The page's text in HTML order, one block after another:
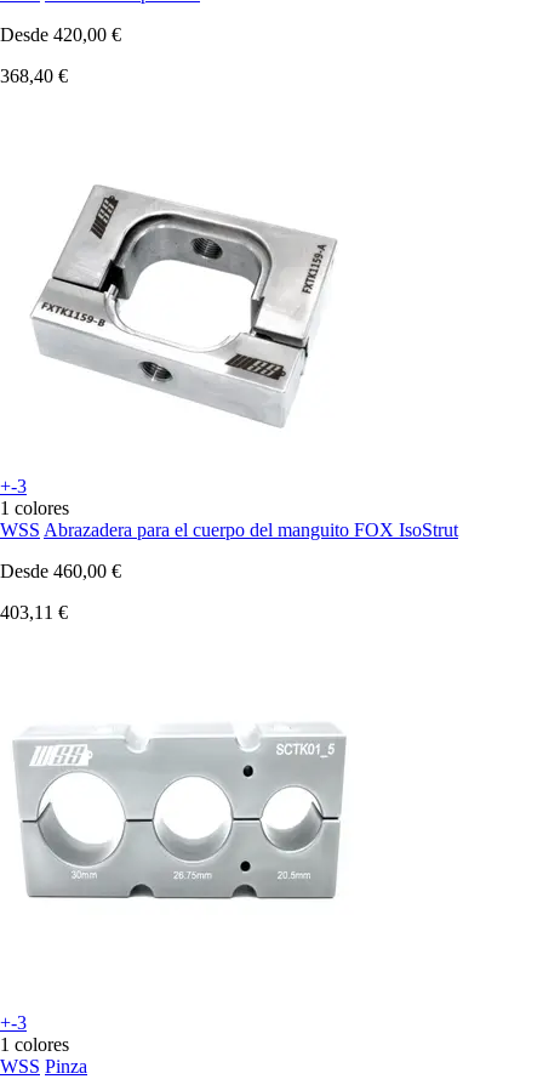
Desde 420,00 €
368,40 €
+-3
1 colores
WSS Abrazadera para el cuerpo del manguito FOX IsoStrut
Desde 460,00 €
403,11 €
+-3
1 colores
WSS Pinza